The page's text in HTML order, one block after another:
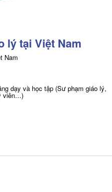
lý tại Việt Nam
Nam
dạy và học tập (Sư phạm giáo lý,
viên…)